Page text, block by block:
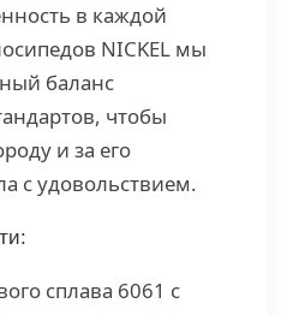
в каждой
NICKEL мы
баланс
чтобы
и за его
с удовольствием.
сплава 6061 с